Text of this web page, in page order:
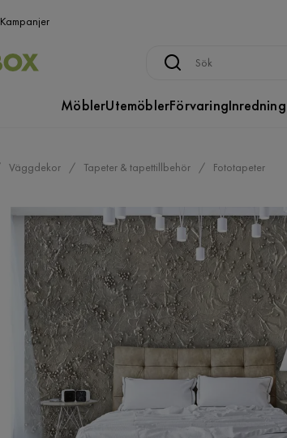
Kampanjer
MöblerUtemöblerFörvaring
Väggdekor Tapeter & tapettillbehör Fototapeter